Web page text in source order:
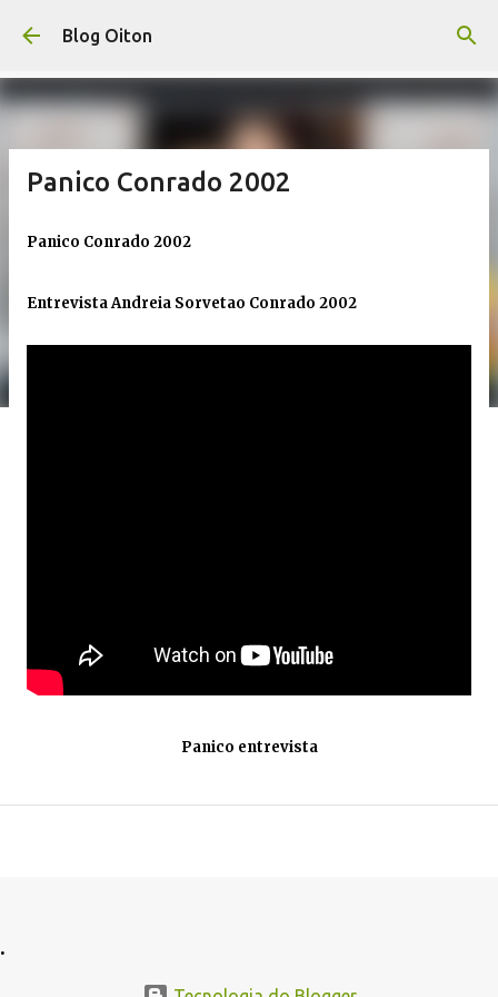
Pular para o conteúdo principal
Blog Oiton
Panico Conrado 2002
Panico Conrado 2002
Entrevista Andreia Sorvetao Conrado 2002
Panico entrevista
.